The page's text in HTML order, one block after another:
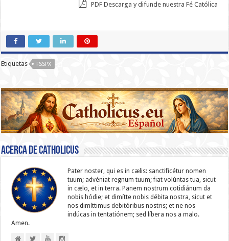
PDF Descarga y difunde nuestra Fé Católica
Etiquetas FSSPX
Acerca de catholicus
Pater noster, qui es in cælis: sanc­ti­ficétur nomen
tuum; advéniat regnum tuum; fiat volúntas tua, sicut
in cælo, et in terra. Panem nostrum cotidiánum da
nobis hódie; et dimítte nobis débita nostra, sicut et
nos dimíttimus debitóribus nostris; et ne nos
indúcas in ten­ta­tiónem; sed líbera nos a malo.
Amen.